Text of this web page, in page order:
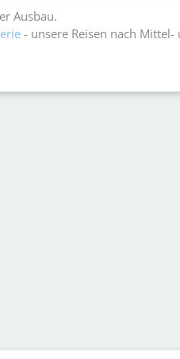
Ausbau.
- unsere Reisen nach Mittel-